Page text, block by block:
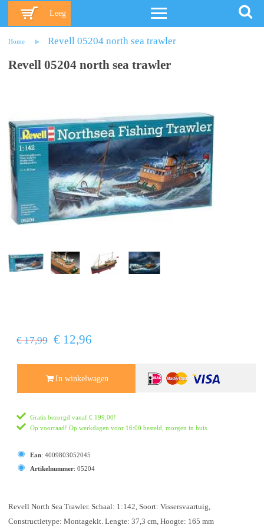
Leeg
Home Revell 05204 north sea trawler
Revell 05204 north sea trawler
€ 17,99 € 12,96
In winkelwagen
Gratis bezorgd vanaf € 199,00!
Op voorraad! Op werkdagen voor 16:00 besteld, morgen in huis.
Ean: 4009803052045
Artikelnummer: 05204
Revell North Sea Trawler. Schaal: 1:142, Soort: Vissersvaartuig,
Constructietype: Montagekit. Lengte: 37,3 cm, Hoogte: 165 mm